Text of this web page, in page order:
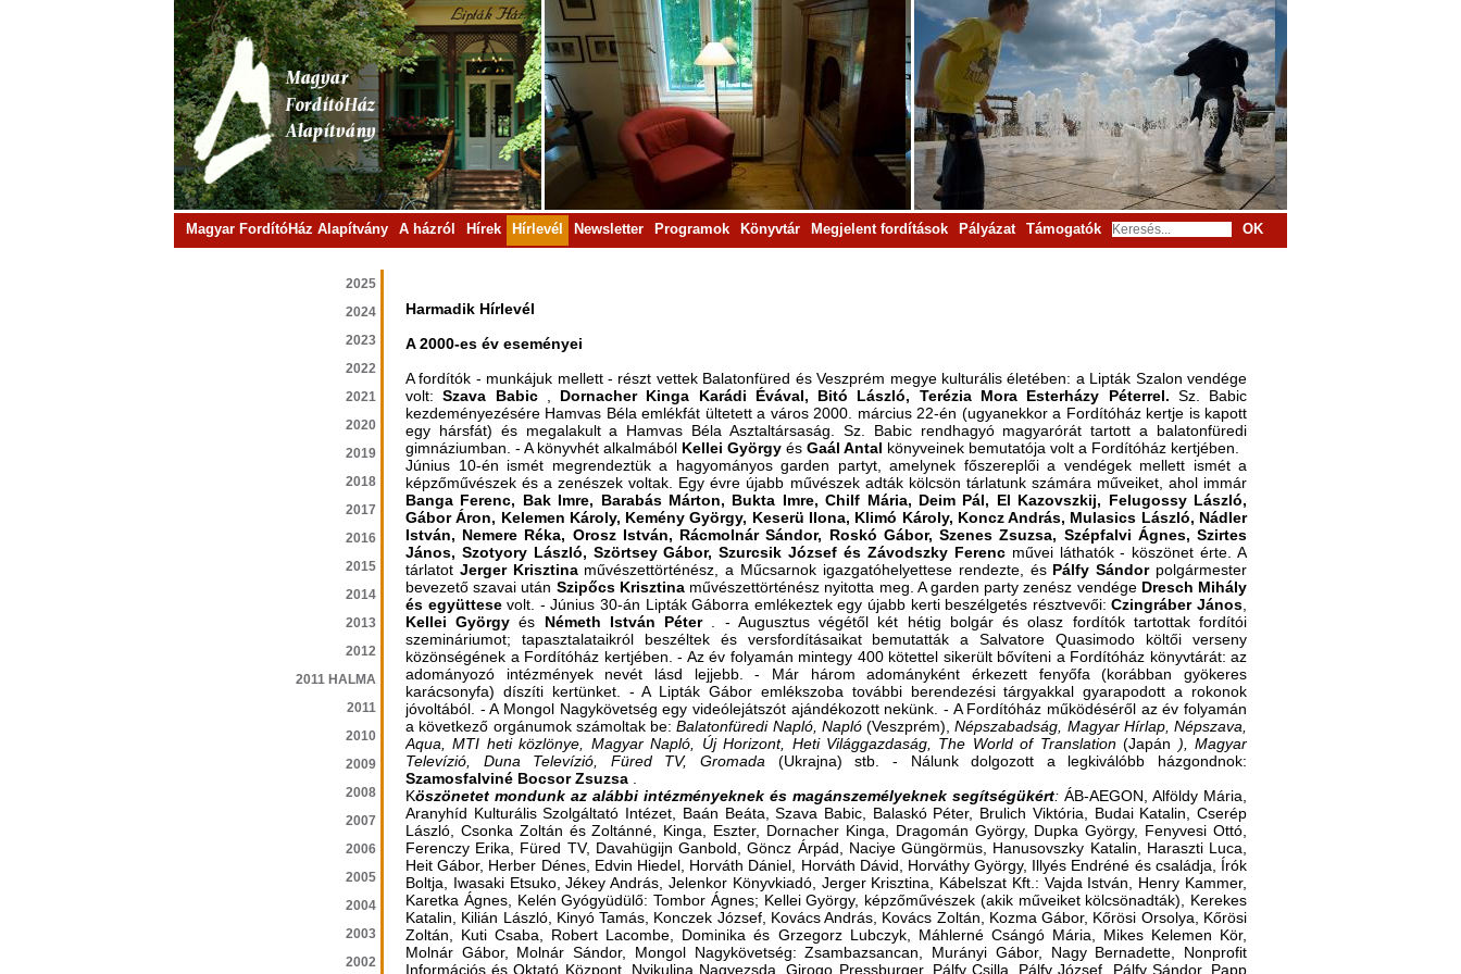
Magyar FordítóHáz Alapítvány A házról Hírek Hírlevél Newsletter Programok Könyvtár Megjelent fordítások Pályázat Támogatók OK
2025
2024
2023
2022
2021
2020
2019
2018
2017
2016
2015
2014
2013
2012
2011 HALMA
2011
2010
2009
2008
2007
2006
2005
2004
2003
2002
Harmadik Hírlevél
A 2000-es év eseményei
A fordítók - munkájuk mellett - részt vettek Balatonfüred és Veszprém megye kulturális életében: a Lipták Szalon vendége
volt:Szava Babic Dornacher Kinga Karádi Évával, Bitó László, Terézia Mora Esterházy Péterrel. Sz. Babic
kezdeményezésére Hamvas Béla emlékfát ültetett a város 2000. március 22-én (ugyanekkor a Fordítóház kertje is kapott
egy hársfát) és megalakult a Hamvas Béla Asztaltársaság. Sz. Babic rendhagyó magyarórát tartott a balatonfüredi
gimnáziumban. - A könyvhét alkalmából Kellei György és Gaál Antal könyveinek bemutatója volt a Fordítóház kertjében.
Június 10-én ismét megrendeztük a hagyományos garden partyt, amelynek főszereplői a vendégek mellett ismét a
képzőművészek és a zenészek voltak. Egy évre újabb művészek adták kölcsön tárlatunk számára műveiket, ahol immár
Banga Ferenc, Bak Imre, Barabás Márton, Bukta Imre, Chilf Mária, Deim Pál, El Kazovszkij, Felugossy László,
Gábor Áron, Kelemen Károly, Kemény György, Keserü Ilona, Klimó Károly, Koncz András, Mulasics László, Nádler
István, Nemere Réka, Orosz István, Rácmolnár Sándor, Roskó Gábor, Szenes Zsuzsa, Szépfalvi Ágnes, Szirtes
János, Szotyory László, Szörtsey Gábor, Szurcsik József és Závodszky Ferenc művei láthatók - köszönet érte. A
tárlatot Jerger Krisztina művészettörténész, a Műcsarnok igazgatóhelyettese rendezte, és Pálfy Sándor polgármester
bevezető szavai után Szipőcs Krisztina művészettörténész nyitotta meg. A garden party zenész vendége Dresch Mihály
és együttesevolt. - Június 30-án Lipták Gáborra emlékeztek egy újabb kerti beszélgetés résztvevői:Czingráber János
Kellei Györgyés Németh István Péter
. - Augusztus végétől két hétig bolgár és olasz fordítók tartottak fordítói
szemináriumot; tapasztalataikról beszéltek és versfordításaikat bemutatták a Salvatore Quasimodo költői verseny
közönségének a Fordítóház kertjében. - Az év folyamán mintegy 400 kötettel sikerült bővíteni a Fordítóház könyvtárát: az
adományozó intézmények nevét lásd lejjebb. - Már három adományként érkezett fenyőfa (korábban gyökeres
karácsonyfa) díszíti kertünket. - A Lipták Gábor emlékszoba további berendezési tárgyakkal gyarapodott a rokonok
jóvoltából. - A Mongol Nagykövetség egy videólejátszót ajándékozott nekünk. - A Fordítóház működéséről az év folyamán
a következő orgánumok számoltak be:Balatonfüredi Napló, Napló (Veszprém),Népszabadság, Magyar Hírlap, Népszava,
Aqua, MTI heti közlönye, Magyar Napló, Új Horizont, Heti Világgazdaság, The World of Translation(Japán ), Magyar
Televízió, Duna Televízió, Füred TV, Gromada (Ukrajna) stb. - Nálunk dolgozott a legkiválóbb házgondnok:
Szamosfalviné Bocsor Zsuzsa
Köszönetet mondunk az alábbi intézményeknek és magánszemélyeknek segítségükért: ÁB-AEGON, Alföldy Mária,
Aranyhíd Kulturális Szolgáltató Intézet, Baán Beáta, Szava Babic, Balaskó Péter, Brulich Viktória, Budai Katalin, Cserép
László, Csonka Zoltán és Zoltánné, Kinga, Eszter, Dornacher Kinga, Dragomán György, Dupka György, Fenyvesi Ottó,
Ferenczy Erika, Füred TV, Davahügijn Ganbold, Göncz Árpád, Naciye Güngörmüs, Hanusovszky Katalin, Haraszti Luca,
Heit Gábor, Herber Dénes, Edvin Hiedel, Horváth Dániel, Horváth Dávid, Horváthy György, Illyés Endréné és családja, Írók
Boltja, Iwasaki Etsuko, Jékey András, Jelenkor Könyvkiadó, Jerger Krisztina, Kábelszat Kft.: Vajda István, Henry Kammer,
Karetka Ágnes, Kelén Gyógyüdülő: Tombor Ágnes; Kellei György, képzőművészek (akik műveiket kölcsönadták), Kerekes
Katalin, Kilián László, Kinyó Tamás, Konczek József, Kovács András, Kovács Zoltán, Kozma Gábor, Kőrösi Orsolya, Kőrösi
Zoltán, Kuti Csaba, Robert Lacombe, Dominika és Grzegorz Lubczyk, Máhlerné Csángó Mária, Mikes Kelemen Kör,
Molnár Gábor, Molnár Sándor, Mongol Nagykövetség: Zsambazsancan, Murányi Gábor, Nagy Bernadette, Nonprofit
Információs és Oktató Központ, Nyikulina Nagyezsda, Girogo Pressburger, Pálfy Csilla, Pálfy József, Pálfy Sándor, Papp